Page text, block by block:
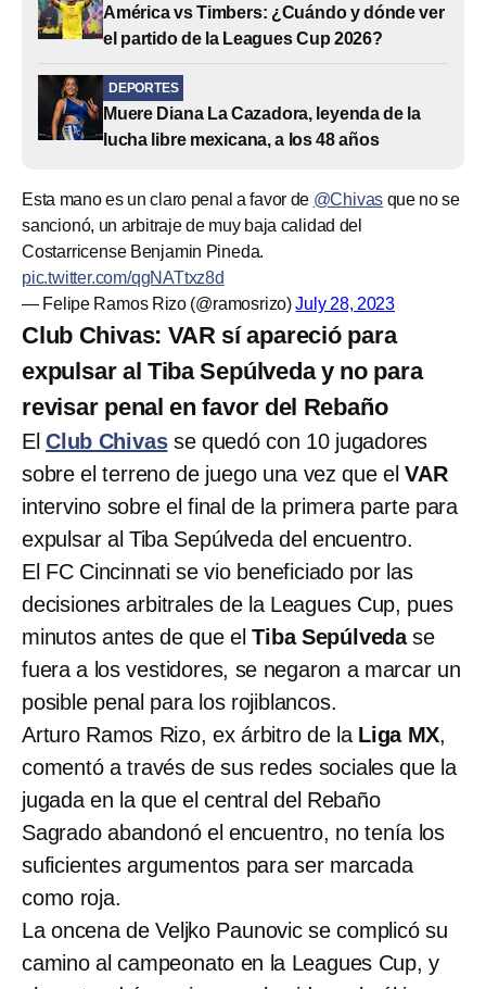
América vs Timbers: ¿Cuándo y dónde ver
el partido de la Leagues Cup 2026?
DEPORTES
Muere Diana La Cazadora, leyenda de la
lucha libre mexicana, a los 48 años
Esta mano es un claro penal a favor de @Chivas que no se
sancionó, un arbitraje de muy baja calidad del
Costarricense Benjamin Pineda.
pic.twitter.com/qgNATtxz8d
— Felipe Ramos Rizo (@ramosrizo)July 28, 2023
Club Chivas: VAR sí apareció para
expulsar al Tiba Sepúlveda y no para
revisar penal en favor del Rebaño
El Club Chivasse quedó con 10 jugadores
sobre el terreno de juego una vez que elVAR
intervino sobre el final de la primera parte para
expulsar al Tiba Sepúlveda del encuentro.
El FC Cincinnati se vio beneficiado por las
decisiones arbitrales de la Leagues Cup, pues
minutos antes de que elTiba Sepúlvedase
fuera a los vestidores, se negaron a marcar un
posible penal para los rojiblancos.
Arturo Ramos Rizo, ex árbitro de la Liga MX,
comentó a través de sus redes sociales que la
jugada en la que el central del Rebaño
Sagrado abandonó el encuentro, no tenía los
suficientes argumentos para ser marcada
como roja.
La oncena de Veljko Paunovic se complicó su
camino al campeonato en la Leagues Cup, y